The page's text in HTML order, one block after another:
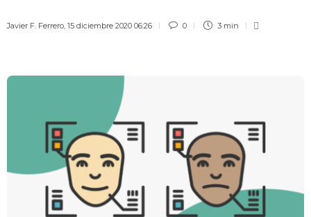
Javier F. Ferrero, 15 diciembre 2020 06:26 0 3 min